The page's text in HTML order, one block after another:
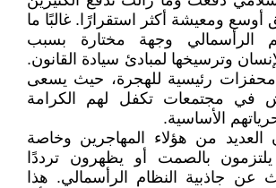
ومعيشة أكثر استقرارًا. غالبًا ما
الرأسمالي وجهة مختارة بسبب
وترسيخها لمبادئ سيادة القانون.
محفزات رئيسية للهجرة، حيث يسعى
في مجتمعات تكفل لهم الكرامة
الأساسية.
من هؤلاء المهاجرين وخاصة
يلتزمون بالصمت أو يظهرون ترددًا
عن جاذبية النظام الرأسمالي. هذا